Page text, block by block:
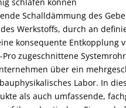
schlafen können
Schalldämmung des
Werkstoffs, durch an
konsequente Entkopplung
zugeschnittene
über ein
Labor. In
als auch umfassende,